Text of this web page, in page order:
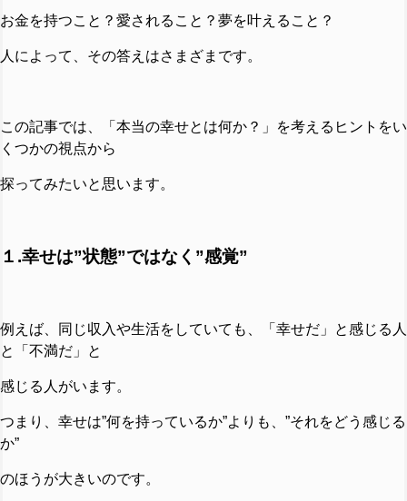
お金を持つこと？愛されること？夢を叶えること？
人によって、その答えはさまざまです。
この記事では、「本当の幸せとは何か？」を考えるヒントをい
くつかの視点から
探ってみたいと思います。
１.幸せは”状態”ではなく”感覚”
例えば、同じ収入や生活をしていても、「幸せだ」と感じる人
と「不満だ」と
感じる人がいます。
つまり、幸せは”何を持っているか”よりも、”それをどう感じる
か”
のほうが大きいのです。